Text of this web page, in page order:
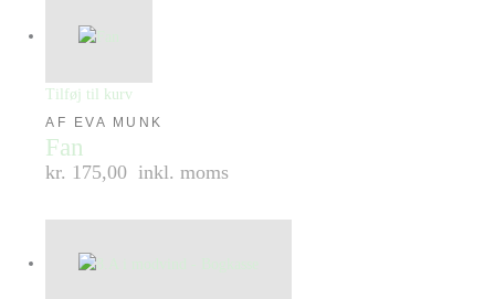
Tilføj til kurv
AF EVA MUNK
Fan
kr. 175,00 inkl. moms